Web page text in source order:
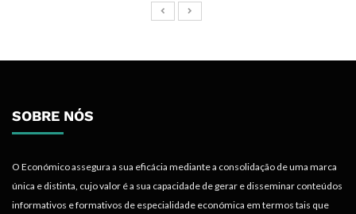
SOBRE NÓS
O Económico assegura a sua eficácia mediante a consolidação de uma marca
única e distinta, cujo valor é a sua capacidade de gerar e disseminar conteúdos
informativos e formativos de especialidade económica em termos tais que